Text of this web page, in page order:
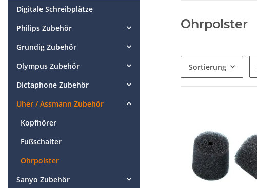
Ohrpolster
Sortierung
Digitale Schreibplätze
Philips Zubehör
Grundig Zubehör
Olympus Zubehör
Dictaphone Zubehör
Uher / Assmann Zubehör
Kopfhörer
Fußschalter
Ohrpolster
Sanyo Zubehör